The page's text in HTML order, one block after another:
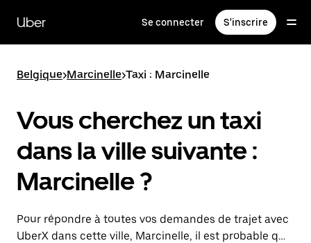
contenu
principal
Uber Se connecter S'inscrire
Belgique>Marcinelle>Taxi : Marcinelle
Vous cherchez un taxi
dans la ville suivante :
Marcinelle ?
Pour répondre à toutes vos demandes de trajet avec
UberX dans cette ville, Marcinelle, il est probable que